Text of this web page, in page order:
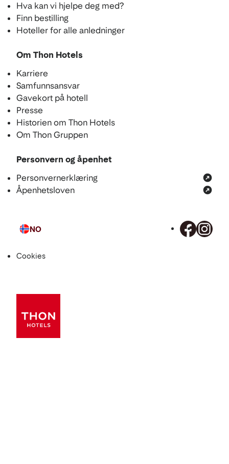
Hva kan vi hjelpe deg med?
Finn bestilling
Hoteller for alle anledninger
Om Thon Hotels
Karriere
Samfunnsansvar
Gavekort på hotell
Presse
Historien om Thon Hotels
Om Thon Gruppen
Personvern og åpenhet
Personvernerklæring
Åpenhetsloven
Språk
NO
Cookies